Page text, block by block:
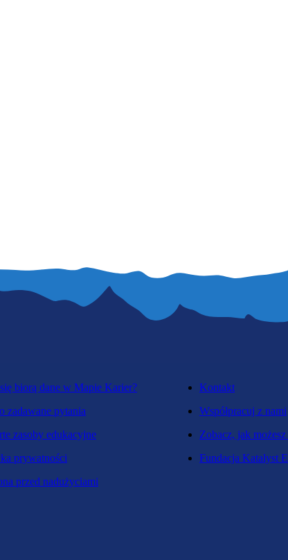
biorą dane w Mapie Karier?
zadawane pytania
zasoby edukacyjne
prywatności
przed nadużyciami
Kontakt
Współpracuj z nami
Zobacz, jak
Fundacja Katalyst